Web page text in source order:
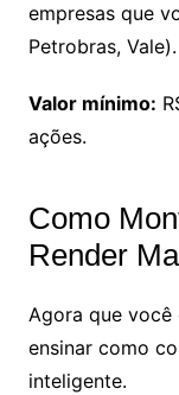
empresas que
Petrobras, Vale).
Valor mínimo:
ações.
Como
Render
Agora que você
ensinar como
inteligente.